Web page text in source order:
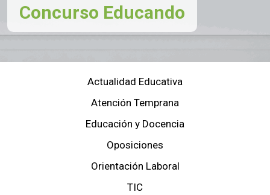
Concurso Educando
Actualidad Educativa
Atención Temprana
Educación y Docencia
Oposiciones
Orientación Laboral
TIC